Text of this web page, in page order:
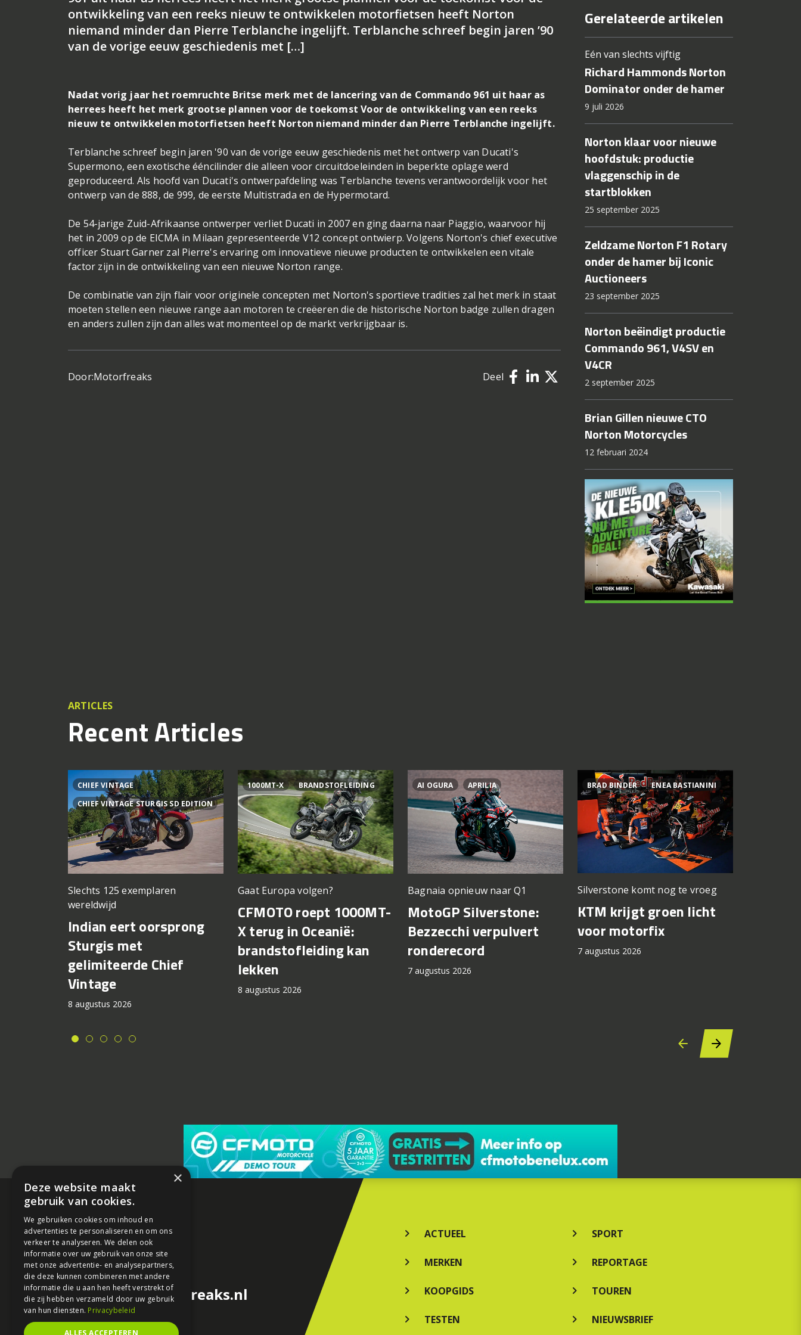
ontwikkeling van een reeks nieuw te ontwikkelen motorfietsen heeft Norton
niemand minder dan Pierre Terblanche ingelijft. Terblanche schreef begin jaren ’90
van de vorige eeuw geschiedenis met […]
Nadat vorig jaar het roemruchte Britse merk met de lancering van de Commando 961 uit haar as
herrees heeft het merk grootse plannen voor de toekomst Voor de ontwikkeling van een reeks
nieuw te ontwikkelen motorfietsen heeft Norton niemand minder dan Pierre Terblanche ingelijft.
Terblanche schreef begin jaren '90 van de vorige eeuw geschiedenis met het ontwerp van Ducati's
Supermono, een exotische ééncilinder die alleen voor circuitdoeleinden in beperkte oplage werd
geproduceerd. Als hoofd van Ducati's ontwerpafdeling was Terblanche tevens verantwoordelijk voor het
ontwerp van de 888, de 999, de eerste Multistrada en de Hypermotard.
De 54-jarige Zuid-Afrikaanse ontwerper verliet Ducati in 2007 en ging daarna naar Piaggio, waarvoor hij
het in 2009 op de EICMA in Milaan gepresenteerde V12 concept ontwierp. Volgens Norton's chief executive
officer Stuart Garner zal Pierre's ervaring om innovatieve nieuwe producten te ontwikkelen een vitale
factor zijn in de ontwikkeling van een nieuwe Norton range.
De combinatie van zijn flair voor originele concepten met Norton's sportieve tradities zal het merk in staat
moeten stellen een nieuwe range aan motoren te creëeren die de historische Norton badge zullen dragen
en anders zullen zijn dan alles wat momenteel op de markt verkrijgbaar is.
Door:Motorfreaks Deel
Gerelateerde artikelen
Eén van slechts vijftig
Richard Hammonds Norton
Dominator onder de hamer
9 juli 2026
Norton klaar voor nieuwe
hoofdstuk: productie
vlaggenschip in de
startblokken
25 september 2025
Zeldzame Norton F1 Rotary
onder de hamer bij Iconic
Auctioneers
23 september 2025
Norton beëindigt productie
Commando 961, V4SV en
V4CR
2 september 2025
Brian Gillen nieuwe CTO
Norton Motorcycles
12 februari 2024
ARTICLES
Recent Articles
CHIEF VINTAGE
CHIEF VINTAGE STURGIS SD EDITION
Slechts 125 exemplaren
wereldwijd
Indian eert oorsprong
Sturgis met
gelimiteerde Chief
Vintage
8 augustus 2026
1000MT-X BRANDSTOFLEIDING
Gaat Europa volgen?
CFMOTO roept 1000MT-
X terug in Oceanië:
brandstofleiding kan
lekken
8 augustus 2026
AI OGURA APRILIA
Bagnaia opnieuw naar Q1
MotoGP Silverstone:
Bezzecchi verpulvert
ronderecord
7 augustus 2026
BRAD BINDER ENEA BASTIANINI
Silverstone komt nog te vroeg
KTM krijgt groen licht
voor motorfix
7 augustus 2026
redactie@motorfreaks.nl
ACTUEEL
MERKEN
KOOPGIDS
TESTEN
SPORT
REPORTAGE
TOUREN
NIEUWSBRIEF
×
Deze website maakt
gebruik van cookies.
We gebruiken cookies om inhoud en
advertenties te personaliseren en om ons
verkeer te analyseren. We delen ook
informatie over uw gebruik van onze site
met onze advertentie- en analysepartners,
die deze kunnen combineren met andere
informatie die u aan hen heeft verstrekt of
die zij hebben verzameld door uw gebruik
van hun diensten. Privacybeleid
ALLES ACCEPTEREN